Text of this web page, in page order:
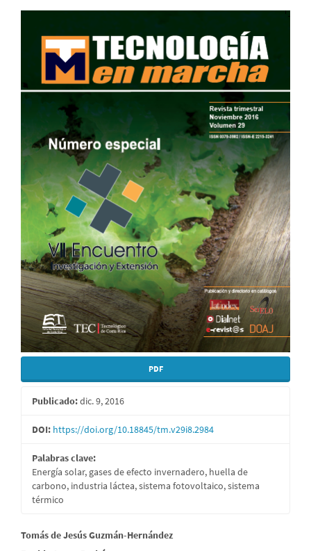
lateral
artículo
PDF
Publicado:dic. 9, 2016
DOI: https://doi.org/10.18845/tm.v29i8.2984
Palabras clave:
Energía solar, gases de efecto invernadero, huella de
carbono, industria láctea, sistema fotovoltaico, sistema
térmico
Contenido
Tomás de Jesús Guzmán-Hernández